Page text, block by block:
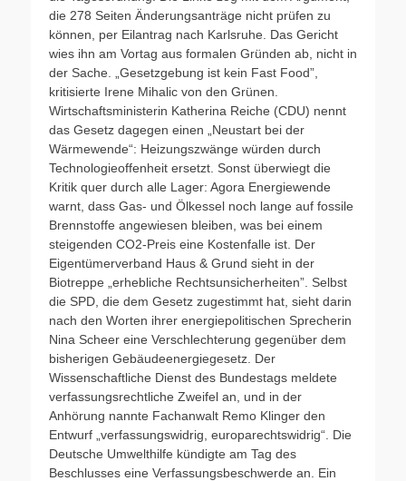
die 278 Seiten Änderungsanträge nicht prüfen zu
können, per Eilantrag nach Karlsruhe. Das Gericht
wies ihn am Vortag aus formalen Gründen ab, nicht in
der Sache. „Gesetzgebung ist kein Fast Food”,
kritisierte Irene Mihalic von den Grünen.
Wirtschaftsministerin Katherina Reiche (CDU) nennt
das Gesetz dagegen einen „Neustart bei der
Wärmewende“: Heizungszwänge würden durch
Technologieoffenheit ersetzt. Sonst überwiegt die
Kritik quer durch alle Lager: Agora Energiewende
warnt, dass Gas- und Ölkessel noch lange auf fossile
Brennstoffe angewiesen bleiben, was bei einem
steigenden CO2-Preis eine Kostenfalle ist. Der
Eigentümerverband Haus & Grund sieht in der
Biotreppe „erhebliche Rechtsunsicherheiten”. Selbst
die SPD, die dem Gesetz zugestimmt hat, sieht darin
nach den Worten ihrer energiepolitischen Sprecherin
Nina Scheer eine Verschlechterung gegenüber dem
bisherigen Gebäudeenergiegesetz. Der
Wissenschaftliche Dienst des Bundestags meldete
verfassungsrechtliche Zweifel an, und in der
Anhörung nannte Fachanwalt Remo Klinger den
Entwurf „verfassungswidrig, europarechtswidrig“. Die
Deutsche Umwelthilfe kündigte am Tag des
Beschlusses eine Verfassungsbeschwerde an. Ein